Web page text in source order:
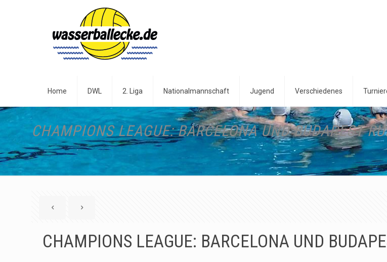
Home DWL 2. Liga Nationalmannschaft Jugend Verschiedenes
CHAMPIONS LEAGUE: BARCELONA UND BUDAPEST
CHAMPIONS LEAGUE: BARCELONA UND